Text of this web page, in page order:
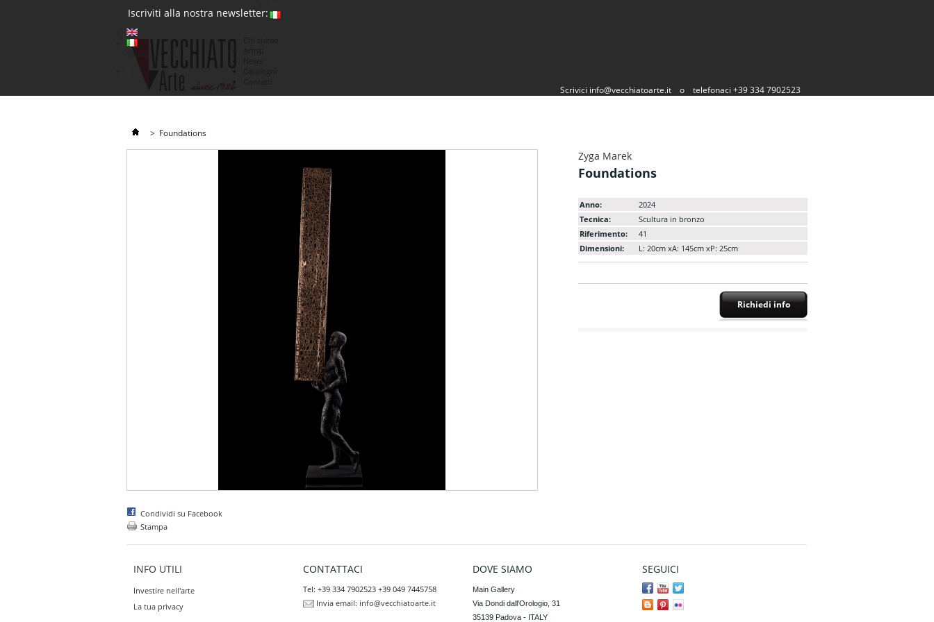
Iscriviti alla nostra newsletter:
Scrivici info@vecchiatoarte.it o telefonaci +39 334 7902523
> Foundations
Condividi su Facebook
Stampa
Zyga Marek
Foundations
Anno:
2024
Tecnica:
Scultura in bronzo
Riferimento:
41
Dimensioni:
L: 20cm xA: 145cm xP: 25cm
Richiedi info
INFO UTILI
Investire nell'arte
La tua privacy
CONTATTACI
Tel: +39 334 7902523 +39 049 7445758
Invia email: info@vecchiatoarte.it
DOVE SIAMO
Main Gallery
Via Dondi dall'Orologio, 31
35139 Padova - ITALY
SEGUICI